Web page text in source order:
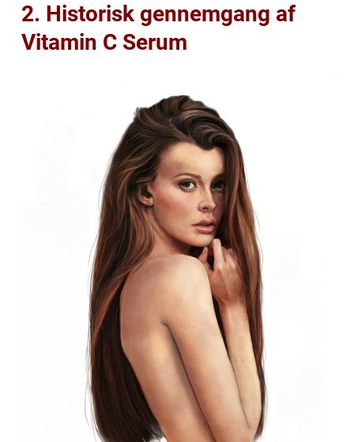
2. Historisk gennemgang af
Vitamin C Serum